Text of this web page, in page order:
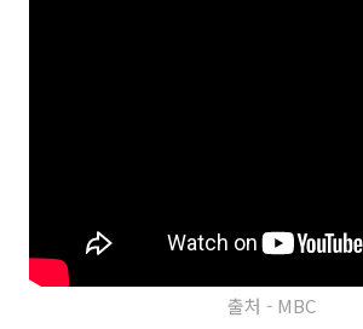
출처 - MBC